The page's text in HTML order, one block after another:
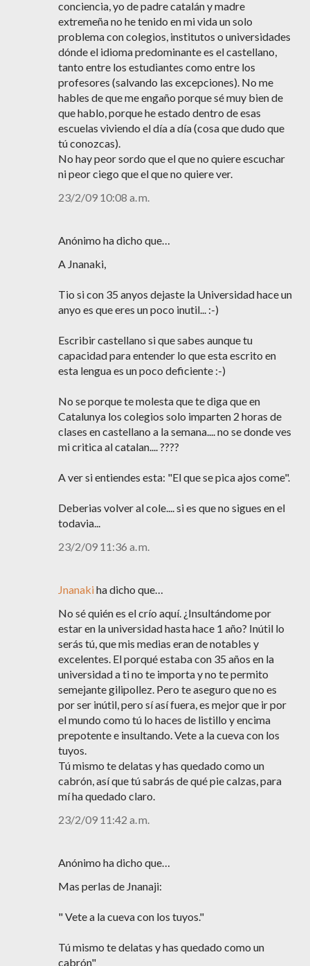
conciencia, yo de padre catalán y madre
extremeña no he tenido en mi vida un solo
problema con colegios, institutos o universidades
dónde el idioma predominante es el castellano,
tanto entre los estudiantes como entre los
profesores (salvando las excepciones). No me
hables de que me engaño porque sé muy bien de
que hablo, porque he estado dentro de esas
escuelas viviendo el día a día (cosa que dudo que
tú conozcas).
No hay peor sordo que el que no quiere escuchar
ni peor ciego que el que no quiere ver.
23/2/09 10:08 a. m.
Anónimo ha dicho que…
A Jnanaki,
Tio si con 35 anyos dejaste la Universidad hace un
anyo es que eres un poco inutil... :-)
Escribir castellano si que sabes aunque tu
capacidad para entender lo que esta escrito en
esta lengua es un poco deficiente :-)
No se porque te molesta que te diga que en
Catalunya los colegios solo imparten 2 horas de
clases en castellano a la semana.... no se donde ves
mi critica al catalan.... ????
A ver si entiendes esta: "El que se pica ajos come".
Deberias volver al cole.... si es que no sigues en el
todavia...
23/2/09 11:36 a. m.
Jnanakiha dicho que…
No sé quién es el crío aquí. ¿Insultándome por
estar en la universidad hasta hace 1 año? Inútil lo
serás tú, que mis medias eran de notables y
excelentes. El porqué estaba con 35 años en la
universidad a ti no te importa y no te permito
semejante gilipollez. Pero te aseguro que no es
por ser inútil, pero sí así fuera, es mejor que ir por
el mundo como tú lo haces de listillo y encima
prepotente e insultando. Vete a la cueva con los
tuyos.
Tú mismo te delatas y has quedado como un
cabrón, así que tú sabrás de qué pie calzas, para
mí ha quedado claro.
23/2/09 11:42 a. m.
Anónimo ha dicho que…
Mas perlas de Jnanaji:
" Vete a la cueva con los tuyos."
Tú mismo te delatas y has quedado como un
cabrón"